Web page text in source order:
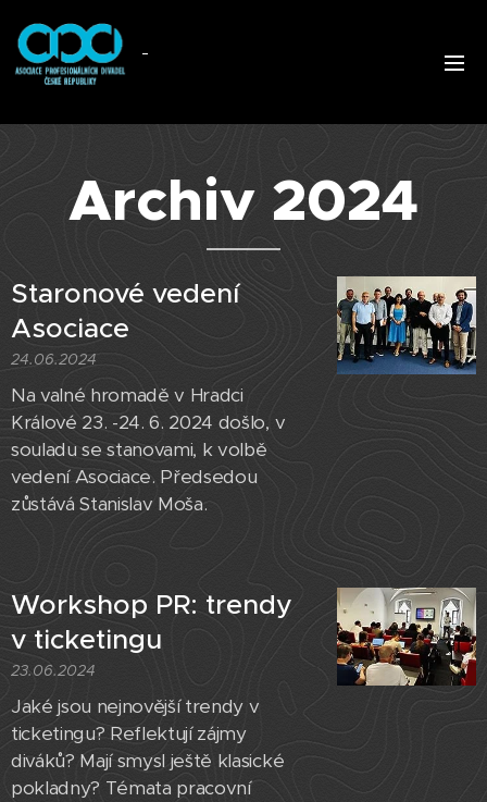
Archiv 2024
Staronové vedení
Asociace
24.06.2024
Na valné hromadě v Hradci
Králové 23. -24. 6. 2024 došlo, v
souladu se stanovami, k volbě
vedení Asociace. Předsedou
zůstává Stanislav Moša.
Workshop PR: trendy
v ticketingu
23.06.2024
Jaké jsou nejnovější trendy v
ticketingu? Reflektují zájmy
diváků? Mají smysl ještě klasické
pokladny? Témata pracovní